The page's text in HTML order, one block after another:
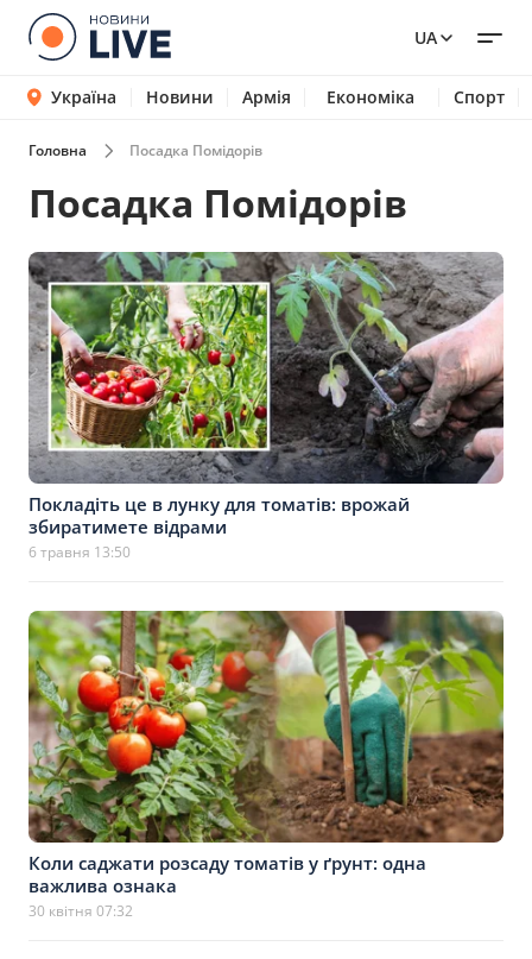
UA
Україна Новини Армія Економіка Спорт
Головна Посадка Помідорів
Посадка Помідорів
Покладіть це в лунку для томатів: врожай
збиратимете відрами
6 травня 13:50
Коли саджати розсаду томатів у ґрунт: одна
важлива ознака
30 квітня 07:32